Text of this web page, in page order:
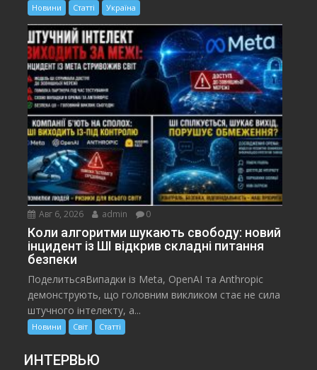
Новини Статті Україна
Авг 6, 2026 admin 0
Коли алгоритми шукають свободу: новий
інцидент із ШІ відкрив складні питання
безпеки
ПоделитьсяВипадки із Meta, OpenAI та Anthropic
демонструють, що головним викликом стає не сила
штучного інтелекту, а...
Новини Світ Статті
ИНТЕРВЬЮ